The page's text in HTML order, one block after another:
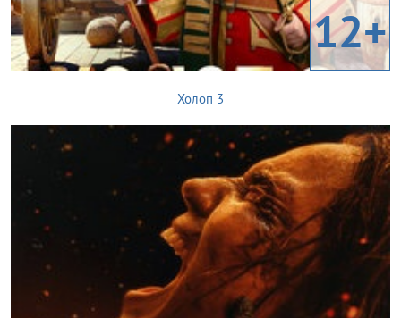
12+
Холоп 3